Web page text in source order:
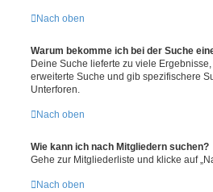
Nach oben
Warum bekomme ich bei der Suche
Deine Suche lieferte zu viele
erweiterte Suche und gib spezifischere
Unterforen.
Nach oben
Wie kann ich nach Mitgliedern suchen?
Gehe zur Mitgliederliste und klicke auf
Nach oben